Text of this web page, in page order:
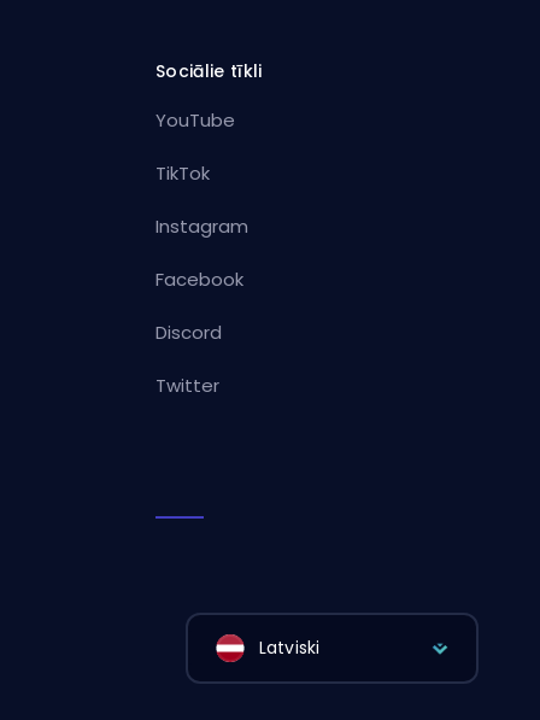
Sociālie tīkli
YouTube
TikTok
Instagram
Facebook
Discord
Twitter
Latviski